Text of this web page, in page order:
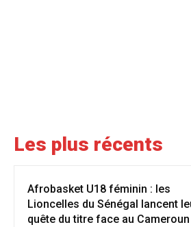
Les plus récents
Afrobasket U18 féminin : les
Lioncelles du Sénégal lancent
quête du titre face au Cameroun